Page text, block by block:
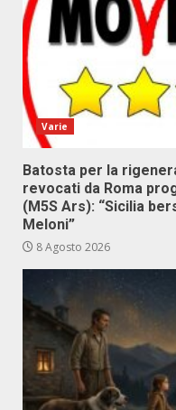
Varie
Batosta per la
revocati da Roma
(M5S Ars): “Sicilia
Meloni”
8 Agosto 2026